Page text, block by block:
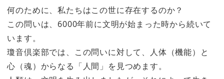
何のために、私たちはこの世に存在するのか？
この問いは、6000年前に文明が始まった時から続いて
います。
瓊音倶楽部では、この問いに対して、人体（機能）と
心（魂）からなる「人間」を見つめます。